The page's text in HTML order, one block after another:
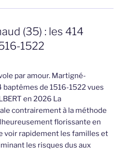
(35) : les 414
1522
par amour. Martigné-
baptêmes de 1516-1522 vues
en 2026 La
contrairement à la méthode
florissante en
voir rapidement les familles et
les risques dus aux